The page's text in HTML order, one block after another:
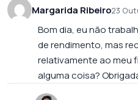
Margarida Ribeiro23
Bom dia, eu não
de rendimento, mas
relativamente ao meu
alguma coisa?